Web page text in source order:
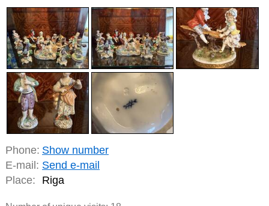
Phone: Show number
E-mail: Send e-mail
Place:
Riga